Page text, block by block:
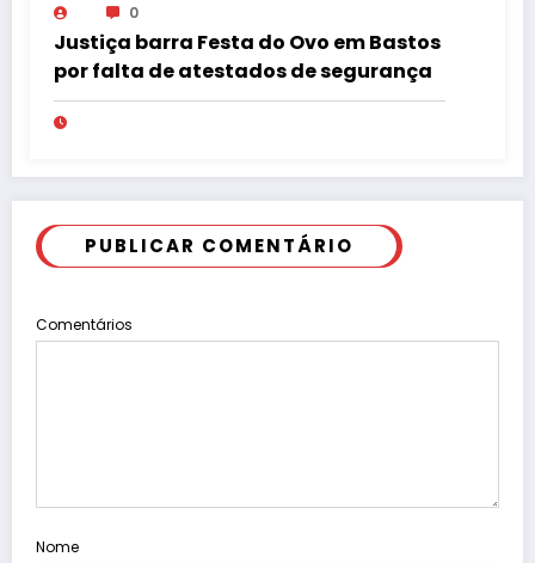
0
Justiça barra Festa do Ovo em Bastos
por falta de atestados de segurança
PUBLICAR COMENTÁRIO
Comentários
Nome